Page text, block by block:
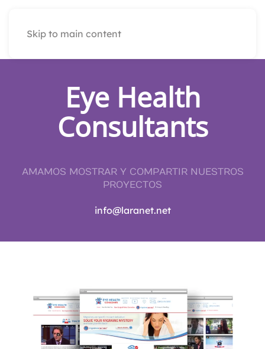
Skip to main content
Eye Health
Consultants
AMAMOS MOSTRAR Y COMPARTIR NUESTROS
PROYECTOS
info@laranet.net